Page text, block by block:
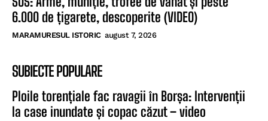
6.000 de țigarete, descoperite (VIDEO)
MARAMURESUL ISTORIC august 7, 2026
SUBIECTE POPULARE
Ploile torențiale fac ravagii în Borșa: Intervenții
la case inundate și copac căzut – video